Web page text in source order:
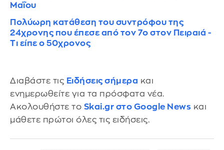
Μαΐου
Πολύωρη κατάθεση του συντρόφου της
24χρονης που έπεσε από τον 7o στον Πειραιά -
Τι είπε ο 50χρονος
Διαβάστε τις Ειδήσεις σήμερα και
ενημερωθείτε για τα πρόσφατα νέα.
Ακολουθήστε το Skai.gr στο Google News και
μάθετε πρώτοι όλες τις ειδήσεις.